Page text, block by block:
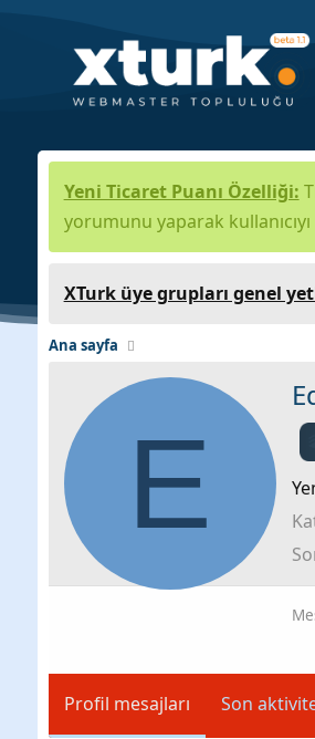
Yeni Ticaret Puanı Özelliği:
yorumunu yaparak
XTurk üye grupları genel
Ana sayfa
E
Profil mesajları Son